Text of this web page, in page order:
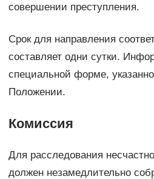
совершении преступления.
Срок для направления
составляет одни сутки.
специальной форме,
Положении.
Комиссия
Для расследования
должен незамедлительно